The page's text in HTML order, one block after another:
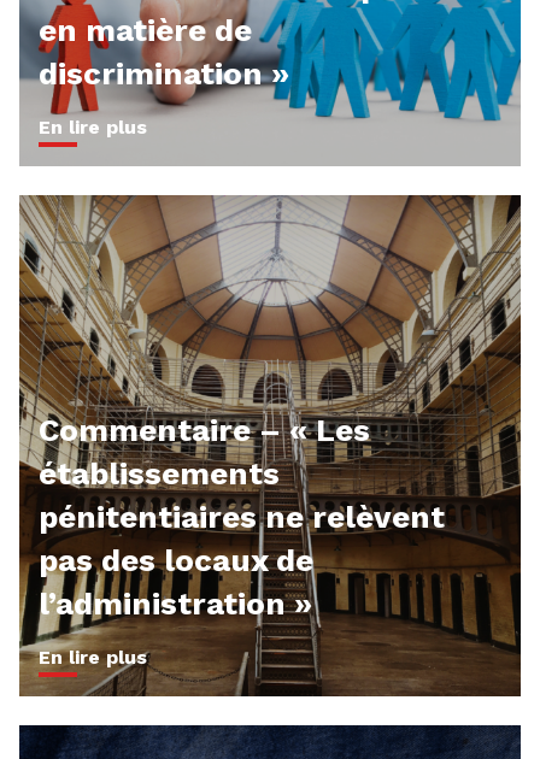
en matière de
discrimination »
En lire plus
Commentaire – « Les
établissements
pénitentiaires ne relèvent
pas des locaux de
l’administration »
En lire plus